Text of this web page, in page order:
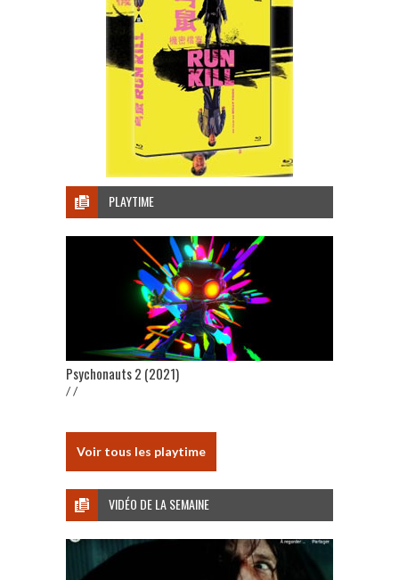
PLAYTIME
Psychonauts 2 (2021)
/ /
Voir tous les playtime
VIDÉO DE LA SEMAINE